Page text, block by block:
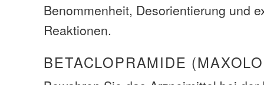
Benommenheit, Desorientierung und
Reaktionen.
BETACLOPRAMIDE